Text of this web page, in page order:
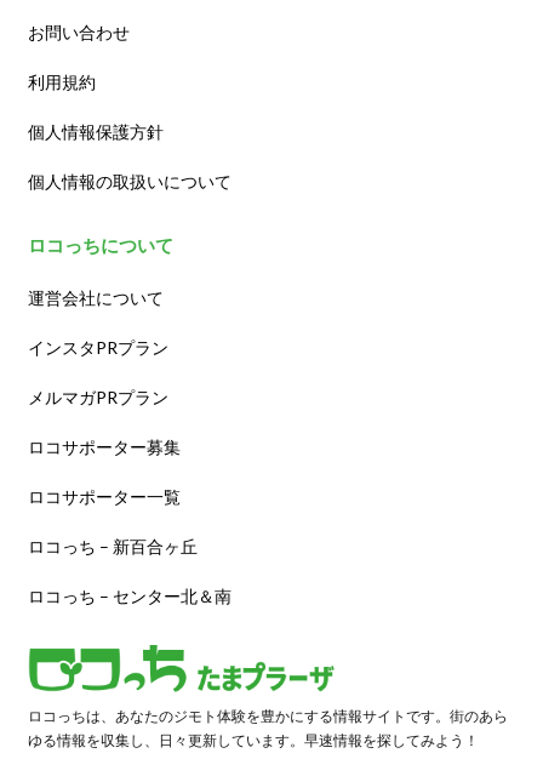
お問い合わせ
利用規約
個人情報保護方針
個人情報の取扱いについて
ロコっちについて
運営会社について
インスタPRプラン
メルマガPRプラン
ロコサポーター募集
ロコサポーター一覧
ロコっち – 新百合ヶ丘
ロコっち – センター北＆南
ロコっちは、あなたのジモト体験を豊かにする情報サイトです。街のあら
ゆる情報を収集し、日々更新しています。早速情報を探してみよう！